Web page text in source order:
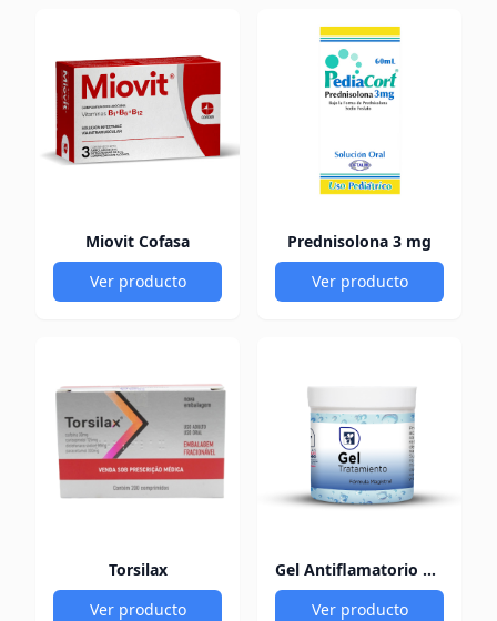
Miovit Cofasa
Ver producto
Prednisolona 3 mg
Ver producto
Torsilax
Ver producto
Gel Antiflamatorio 60Gr
Ver producto